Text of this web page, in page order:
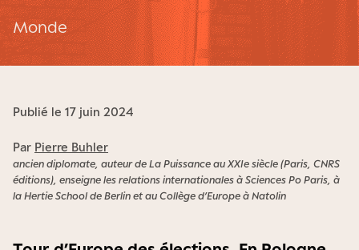
Monde
Publié le 17 juin 2024
Par Pierre Buhler
ancien diplomate, auteur de La Puissance au XXIe siècle (Paris, CNRS
éditions), enseigne les relations internationales à Sciences Po Paris, à
la Hertie School de Berlin et au Collège d’Europe à Natolin